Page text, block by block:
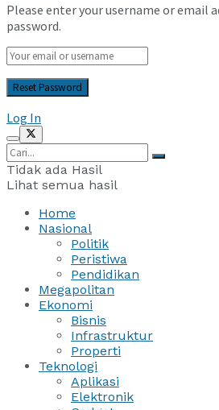
Please enter your username or email
password.
Log In
Tidak ada Hasil
Lihat semua hasil
Home
Nasional
Politik
Peristiwa
Pendidikan
Megapolitan
Ekonomi
Bisnis
Infrastruktur
Properti
Teknologi
Aplikasi
Elektronik